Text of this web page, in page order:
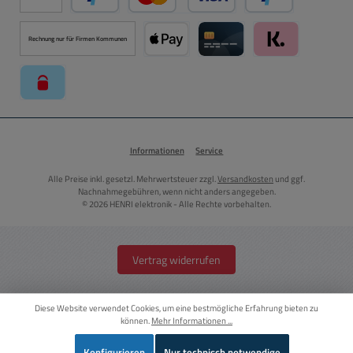
PayPal Kredit- oder Debitkarte über PayPal
Später Bezahlen
Rechnung nur für Firmen Kommunen
Informationen Service
Alle Preise inkl. gesetzl. Mehrwertsteuer zzgl.Versandkosten und ggf.
Nachnahmegebühren, wenn nicht anders angegeben.
© 2026 HENRI elektronik - Alle Rechte vorbehalten.
Vertrag widerrufen
Diese Website verwendet Cookies, um eine bestmögliche Erfahrung bieten zu
können.Mehr Informationen ...